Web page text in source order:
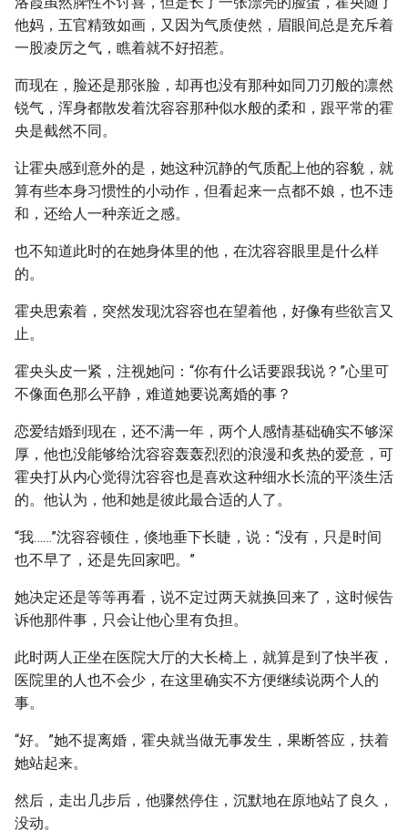
他妈，五官精致如画，又因为气质使然，眉眼间总是充斥着
一股凌厉之气，瞧着就不好招惹。
而现在，脸还是那张脸，却再也没有那种如同刀刃般的凛然
锐气，浑身都散发着沈容容那种似水般的柔和，跟平常的霍
央是截然不同。
让霍央感到意外的是，她这种沉静的气质配上他的容貌，就
算有些本身习惯性的小动作，但看起来一点都不娘，也不违
和，还给人一种亲近之感。
也不知道此时的在她身体里的他，在沈容容眼里是什么样
的。
霍央思索着，突然发现沈容容也在望着他，好像有些欲言又
止。
霍央头皮一紧，注视她问：“你有什么话要跟我说？”心里可
不像面色那么平静，难道她要说离婚的事？
恋爱结婚到现在，还不满一年，两个人感情基础确实不够深
厚，他也没能够给沈容容轰轰烈烈的浪漫和炙热的爱意，可
霍央打从内心觉得沈容容也是喜欢这种细水长流的平淡生活
的。他认为，他和她是彼此最合适的人了。
“我……”沈容容顿住，倏地垂下长睫，说：“没有，只是时间
也不早了，还是先回家吧。”
她决定还是等等再看，说不定过两天就换回来了，这时候告
诉他那件事，只会让他心里有负担。
此时两人正坐在医院大厅的大长椅上，就算是到了快半夜，
医院里的人也不会少，在这里确实不方便继续说两个人的
事。
“好。”她不提离婚，霍央就当做无事发生，果断答应，扶着
她站起来。
然后，走出几步后，他骤然停住，沉默地在原地站了良久，
没动。